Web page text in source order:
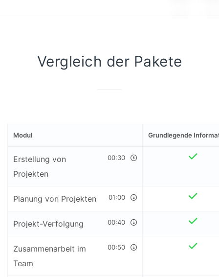
Vergleich der Pakete
Modul Grundlegende
Erstellung von
Projekten
00:30
Planung von Projekten 01:00
Projekt-Verfolgung 00:40
Zusammenarbeit im
Team
00:50